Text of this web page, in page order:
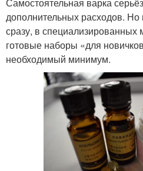
Самостоятельная варка
дополнительных расходов. Но
сразу, в специализированных
готовые наборы «для
необходимый минимум.